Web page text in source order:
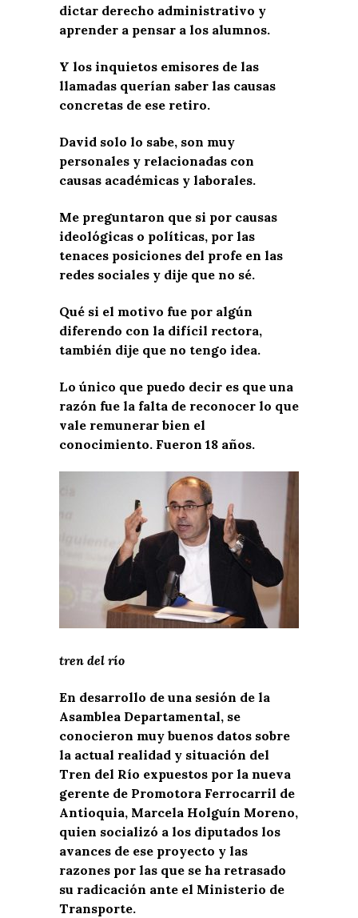
dictar derecho administrativo y
aprender a pensar a los alumnos.
Y los inquietos emisores de las
llamadas querían saber las causas
concretas de ese retiro.
David solo lo sabe, son muy
personales y relacionadas con
causas académicas y laborales.
Me preguntaron que si por causas
ideológicas o políticas, por las
tenaces posiciones del profe en las
redes sociales y dije que no sé.
Qué si el motivo fue por algún
diferendo con la difícil rectora,
también dije que no tengo idea.
Lo único que puedo decir es que una
razón fue la falta de reconocer lo que
vale remunerar bien el
conocimiento. Fueron 18 años.
tren del río
En desarrollo de una sesión de la
Asamblea Departamental, se
conocieron muy buenos datos sobre
la actual realidad y situación del
Tren del Río expuestos por la nueva
gerente de Promotora Ferrocarril de
Antioquia, Marcela Holguín Moreno,
quien socializó a los diputados los
avances de ese proyecto y las
razones por las que se ha retrasado
su radicación ante el Ministerio de
Transporte.